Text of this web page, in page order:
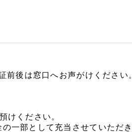
後は窓口へお声がけください
けください。
一部として充当させていただき